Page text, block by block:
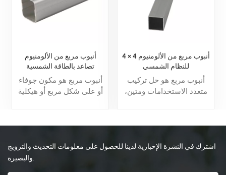
أنبوب مربع من الألومنيوم
تصاعد بالطاقة الشمسية
أنبوب مربع هو مكون جوفاء
أو على شكل مربع أو هيكلية
الفولاذ المقاوم للصدأ.
البناء والتصنيع والهندسة
بسبب نسبة القوة إلى الوزن
أنبوب مربع من الألومنيوم 4 × 4
للنظام الشمسي
أنبوب مربع هو حل تركيب
متعدد الاستخدامات ومتين،
تخصيصه وفقًا لاحتياجاتك.
اشترك في النشرة الإخبارية لدينا للحصول على معلومات التحديث والترويج
والبصيرة.